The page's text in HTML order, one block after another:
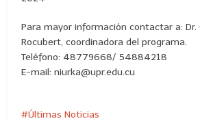
Para mayor información contactar a: Dr.
Rocubert, coordinadora del programa.
Teléfono: 48779668/ 54884218
E-mail: niurka@upr.edu.cu
Últimas Noticias